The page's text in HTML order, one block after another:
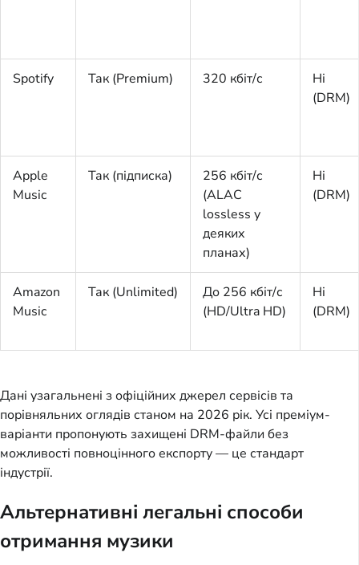
Spotify Так (Premium) 320 кбіт/с
Ні
(DRM)
Apple
Music
Так (підписка)
256 кбіт/с
(ALAC
lossless у
деяких
планах)
Ні
(DRM)
Amazon
Music
Так (Unlimited)
До 256 кбіт/с
(HD/Ultra HD)
Ні
(DRM)
Дані узагальнені з офіційних джерел сервісів та
порівняльних оглядів станом на 2026 рік. Усі преміум-
варіанти пропонують захищені DRM-файли без
можливості повноцінного експорту — це стандарт
індустрії.
Альтернативні легальні способи
отримання музики